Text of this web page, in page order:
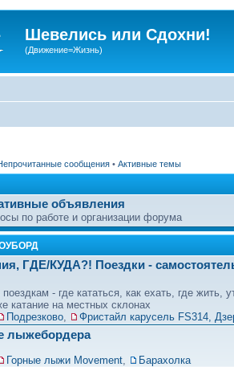
Шевелись или Сдохни!
(Движение=Жизнь)
сообщения • Активные темы
объявления
по работе и организации форума
ГДЕ/КУДА?! Поездки -
- где кататься, как ехать, где жить,
катание на местных склонах
Подрезково, Фристайл карусель FS314,
лыжебордера
Горные лыжи Movement, Барахолка